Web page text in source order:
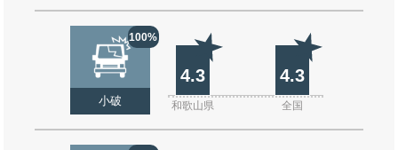
100%
小破
4.3 4.3
和歌山県 全国